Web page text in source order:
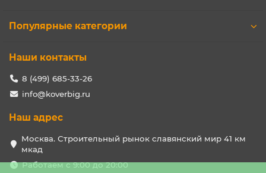
Популярные категории
Наши контакты
8 (499) 685-33-26
info@koverbig.ru
Наш адрес
Москва. Строительный рынок славянский мир 41 км
мкад
Работаем с 9:00 до 20:00